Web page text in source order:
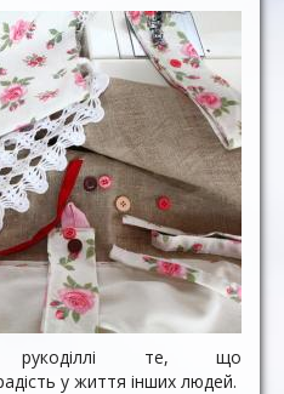
рукоділлі те, що
у життя інших людей.